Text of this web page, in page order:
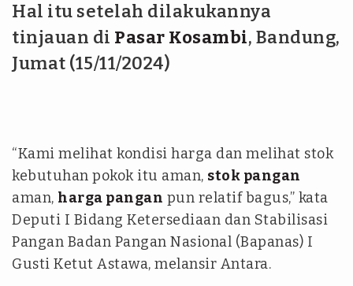
Hal itu setelah dilakukannya
tinjauan di Pasar Kosambi, Bandung,
Jumat (15/11/2024)
“Kami melihat kondisi harga dan melihat stok
kebutuhan pokok itu aman, stok pangan
aman, harga pangan pun relatif bagus,” kata
Deputi I Bidang Ketersediaan dan Stabilisasi
Pangan Badan Pangan Nasional (Bapanas) I
Gusti Ketut Astawa, melansir Antara.